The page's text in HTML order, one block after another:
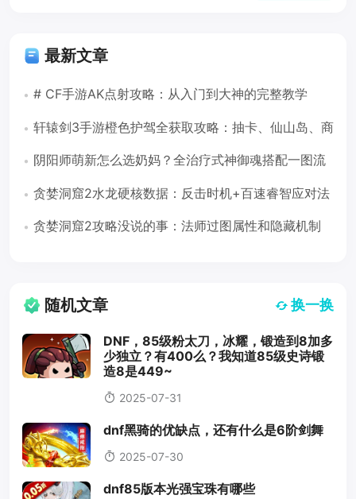
最新文章
# CF手游AK点射攻略：从入门到大神的完整教学
轩辕剑3手游橙色护驾全获取攻略：抽卡、仙山岛、商
阴阳师萌新怎么选奶妈？全治疗式神御魂搭配一图流
贪婪洞窟2水龙硬核数据：反击时机+百速睿智应对法
贪婪洞窟2攻略没说的事：法师过图属性和隐藏机制
随机文章 换一换
DNF，85级粉太刀，冰耀，锻造到8加多
少独立？有400么？我知道85级史诗锻
造8是449~
2025-07-31
dnf黑骑的优缺点，还有什么是6阶剑舞
2025-07-30
dnf85版本光强宝珠有哪些